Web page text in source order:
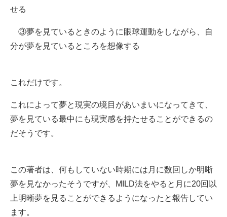
せる
③夢を見ているときのように眼球運動をしながら、自
分が夢を見ているところを想像する
これだけです。
これによって夢と現実の境目があいまいになってきて、
夢を見ている最中にも現実感を持たせることができるの
だそうです。
この著者は、何もしていない時期には月に数回しか明晰
夢を見なかったそうですが、MILD法をやると月に20回以
上明晰夢を見ることができるようになったと報告してい
ます。